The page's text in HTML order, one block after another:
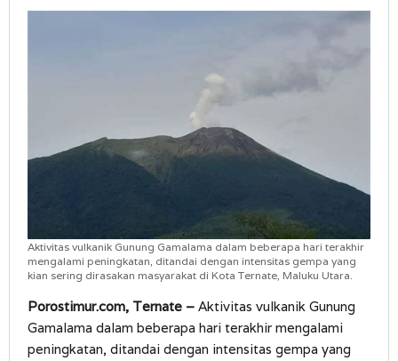
Aktivitas vulkanik Gunung Gamalama dalam beberapa hari terakhir
mengalami peningkatan, ditandai dengan intensitas gempa yang
kian sering dirasakan masyarakat di Kota Ternate, Maluku Utara.
Porostimur.com, Ternate – Aktivitas vulkanik Gunung
Gamalama dalam beberapa hari terakhir mengalami
peningkatan, ditandai dengan intensitas gempa yang